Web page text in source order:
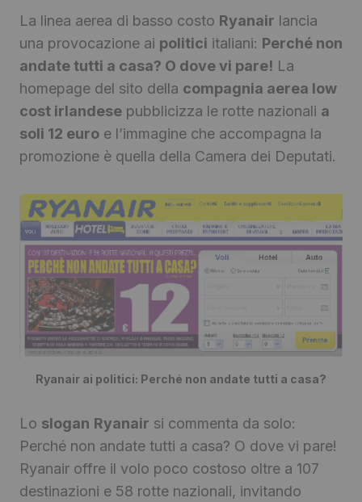
La linea aerea di basso costo Ryanair lancia
una provocazione ai politici italiani: Perché non
andate tutti a casa? O dove vi pare! La
homepage del sito della compagnia aerea low
cost irlandese pubblicizza le rotte nazionali a
soli 12 euro e l’immagine che accompagna la
promozione è quella della Camera dei Deputati.
Ryanair ai politici: Perché non andate tutti a casa?
Lo slogan Ryanair si commenta da solo:
Perché non andate tutti a casa? O dove vi pare!
Ryanair offre il volo poco costoso oltre a 107
destinazioni e 58 rotte nazionali, invitando